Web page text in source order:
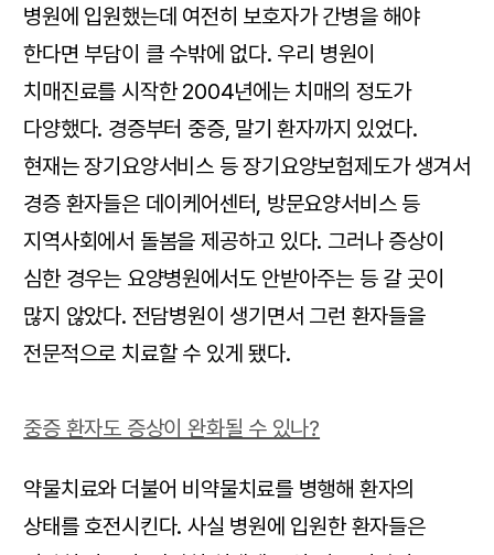
병원에 입원했는데 여전히 보호자가 간병을 해야
한다면 부담이 클 수밖에 없다. 우리 병원이
치매진료를 시작한 2004년에는 치매의 정도가
다양했다. 경증부터 중증, 말기 환자까지 있었다.
현재는 장기요양서비스 등 장기요양보험제도가 생겨서
경증 환자들은 데이케어센터, 방문요양서비스 등
지역사회에서 돌봄을 제공하고 있다. 그러나 증상이
심한 경우는 요양병원에서도 안받아주는 등 갈 곳이
많지 않았다. 전담병원이 생기면서 그런 환자들을
전문적으로 치료할 수 있게 됐다.
중증 환자도 증상이 완화될 수 있나?
약물치료와 더불어 비약물치료를 병행해 환자의
상태를 호전시킨다. 사실 병원에 입원한 환자들은